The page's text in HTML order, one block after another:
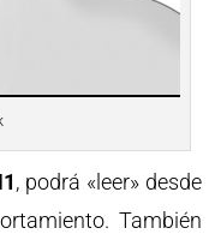
, podrá «leer» desde
También